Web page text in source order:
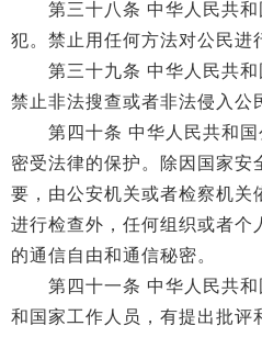
第三十八条 中华人民共和
犯。禁止用任何方法对公民进
第三十九条 中华人民共和
禁止非法搜查或者非法侵入公
第四十条 中华人民共和国
密受法律的保护。除因国家安
要，由公安机关或者检察机关
进行检查外，任何组织或者个
的通信自由和通信秘密。
第四十一条 中华人民共和
和国家工作人员，有提出批评